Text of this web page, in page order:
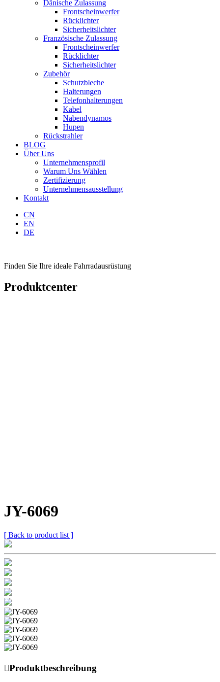
Dänische Zulassung
Frontscheinwerfer
Rücklichter
Sicherheitslichter
Französische Zulassung
Frontscheinwerfer
Rücklichter
Sicherheitslichter
Zubehör
Schutzbleche
Halterungen
Telefonhalterungen
Kabel
Nabendynamos
Hupen
Rückstrahler
BLOG
Über Uns
Unternehmensprofil
Warum Uns Wählen
Zertifizierung
Unternehmensausstellung
Kontakt
CN
EN
DE
Finden Sie Ihre ideale Fahrradausrüstung
Produktcenter
JY-6069
[ Back to product list ]
Produktbeschreibung